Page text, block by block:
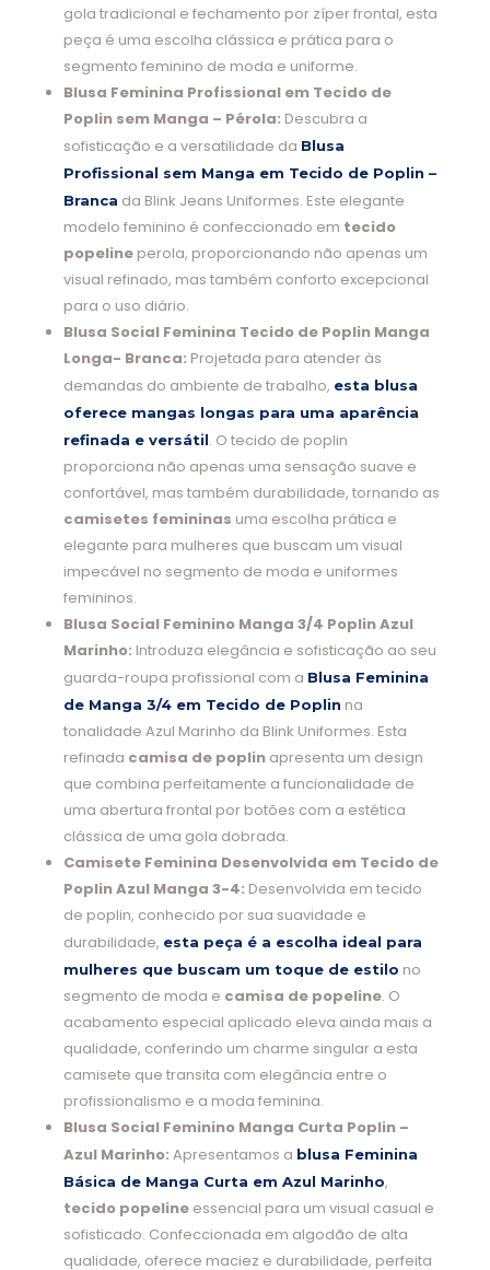
gola tradicional e fechamento por zíper frontal, esta
peça é uma escolha clássica e prática para o
segmento feminino de moda e uniforme.
Blusa Feminina Profissional em Tecido de
Poplin sem Manga – Pérola: Descubra a
sofisticação e a versatilidade da Blusa
Profissional sem Manga em Tecido de Poplin –
Branca da Blink Jeans Uniformes. Este elegante
modelo feminino é confeccionado em tecido
popelineperola, proporcionando não apenas um
visual refinado, mas também conforto excepcional
para o uso diário.
Blusa Social Feminina Tecido de Poplin Manga
Longa- Branca: Projetada para atender às
demandas do ambiente de trabalho, esta blusa
oferece mangas longas para uma aparência
refinada e versátil. O tecido de poplin
proporciona não apenas uma sensação suave e
confortável, mas também durabilidade, tornando as
camisetes femininas uma escolha prática e
elegante para mulheres que buscam um visual
impecável no segmento de moda e uniformes
femininos.
Blusa Social Feminino Manga 3/4 Poplin Azul
Marinho: Introduza elegância e sofisticação ao seu
guarda-roupa profissional com a Blusa Feminina
de Manga 3/4 em Tecido de Poplin na
tonalidade Azul Marinho da Blink Uniformes. Esta
refinada camisa de poplinapresenta um design
que combina perfeitamente a funcionalidade de
uma abertura frontal por botões com a estética
clássica de uma gola dobrada.
Camisete Feminina Desenvolvida em Tecido de
Poplin Azul Manga 3-4: Desenvolvida em tecido
de poplin, conhecido por sua suavidade e
durabilidade, esta peça é a escolha ideal para
mulheres que buscam um toque de estilo no
segmento de moda e camisa de popeline. O
acabamento especial aplicado eleva ainda mais a
qualidade, conferindo um charme singular a esta
camisete que transita com elegância entre o
profissionalismo e a moda feminina.
Blusa Social Feminino Manga Curta Poplin –
Azul Marinho: Apresentamos a blusa Feminina
Básica de Manga Curta em Azul Marinho,
tecido popelineessencial para um visual casual e
sofisticado. Confeccionada em algodão de alta
qualidade, oferece maciez e durabilidade, perfeita